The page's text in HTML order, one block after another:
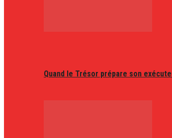
Quand le Trésor prépare son